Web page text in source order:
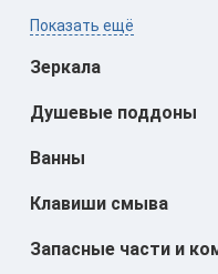
Показать ещё
Зеркала
Душевые поддоны
Ванны
Клавиши смыва
Запасные части и